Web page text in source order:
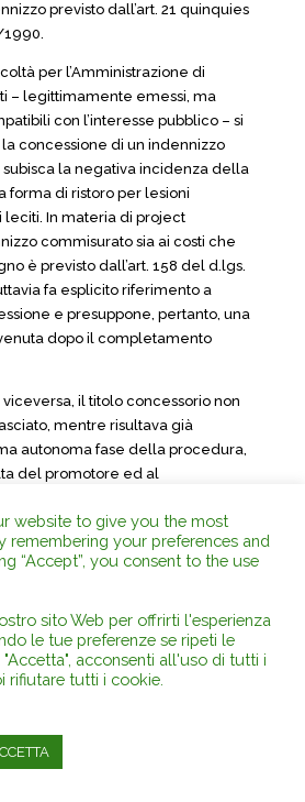
previsto dall’art. 21 quinquies
per l’Amministrazione di
– legittimamente emessi, ma
con l’interesse pubblico – si
concessione di un indennizzo
la negativa incidenza della
forma di ristoro per lesioni
leciti. In materia di project
commisurato sia ai costi che
è previsto dall’art. 158 del d.lgs.
fa esplicito riferimento a
e presuppone, pertanto, una
dopo il completamento
il titolo concessorio non
mentre risultava già
autonoma fase della procedura,
del promotore ed al
da questi presentato.
non sono ravvisabili i
del citato art. 158 d.lgs. n.
tale sulla base della sua proposta,
in cui il medesimo
rafforzata, rispetto ad altri
– abbia in caso di revoca giusto
tale riguardo deve considerarsi
website to give you the most
remembering your preferences and
“Accept”, you consent to the use
sito Web per offrirti l'esperienza
le tue preferenze se ripeti le
acconsenti all'uso di tutti i
rifiutare tutti i cookie.